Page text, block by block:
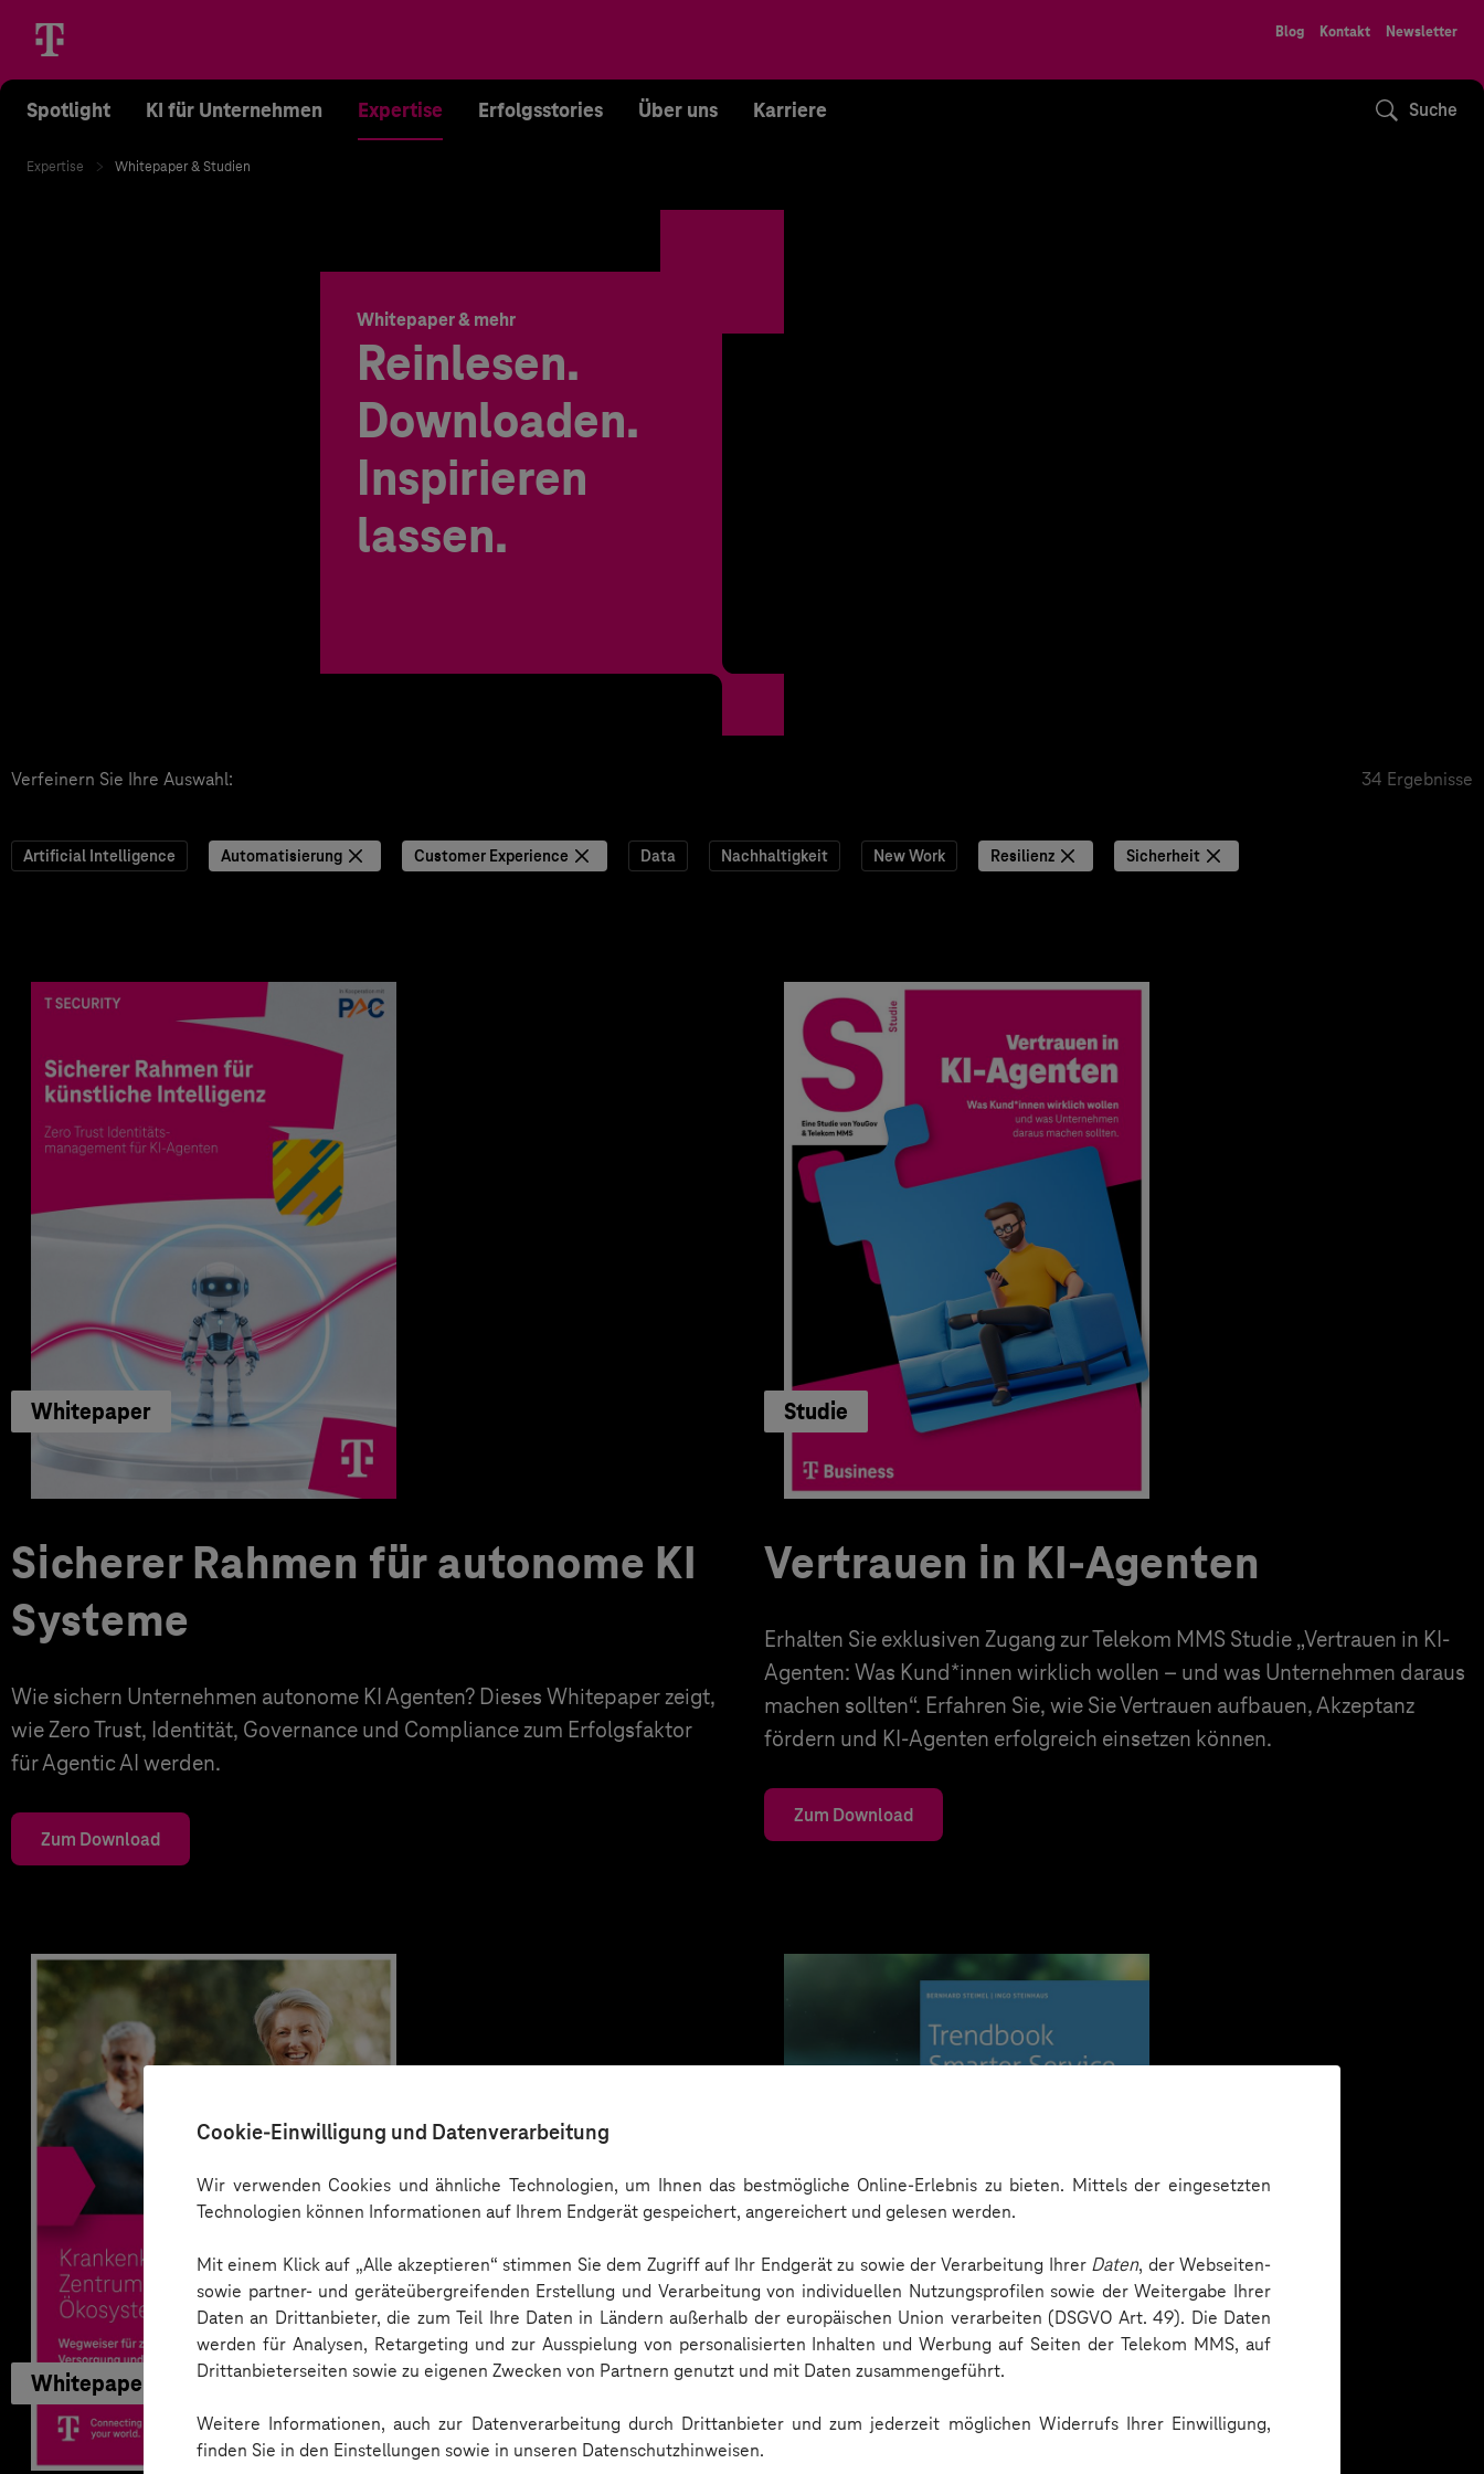
Cookie-Einwilligung und Datenverarbeitung
Wir verwenden Cookies und ähnliche Technologien, um Ihnen das bestmögliche Online-Erlebnis zu bieten. Mittels der eingesetzten
Technologien können Informationen auf Ihrem Endgerät gespeichert, angereichert und gelesen werden.
Mit einem Klick auf „Alle akzeptieren“ stimmen Sie dem Zugriff auf Ihr Endgerät zu sowie der Verarbeitung Ihrer Daten, der Webseiten-
sowie partner- und geräteübergreifenden Erstellung und Verarbeitung von individuellen Nutzungsprofilen sowie der Weitergabe Ihrer
Daten an Drittanbieter, die zum Teil Ihre Daten in Ländern außerhalb der europäischen Union verarbeiten (DSGVO Art. 49). Die Daten
werden für Analysen, Retargeting und zur Ausspielung von personalisierten Inhalten und Werbung auf Seiten der Telekom MMS, auf
Drittanbieterseiten sowie zu eigenen Zwecken von Partnern genutzt und mit Daten zusammengeführt.
Weitere Informationen, auch zur Datenverarbeitung durch Drittanbieter und zum jederzeit möglichen Widerrufs Ihrer Einwilligung,
finden Sie in den Einstellungen sowie in unseren Datenschutzhinweisen.
Blog Kontakt Newsletter
Spotlight KI für Unternehmen Expertise Erfolgsstories Über uns Karriere Suche
Expertise Whitepaper & Studien
Whitepaper & mehr
Reinlesen.
Downloaden.
Inspirieren
lassen.
Verfeinern Sie Ihre Auswahl: 34 Ergebnisse
Artificial Intelligence Automatisierung Customer Experience Data Nachhaltigkeit New Work Resilienz Sicherheit
Whitepaper
Sicherer Rahmen für autonome KI
Systeme
Wie sichern Unternehmen autonome KI Agenten? Dieses Whitepaper zeigt,
wie Zero Trust, Identität, Governance und Compliance zum Erfolgsfaktor
für Agentic AI werden.
Zum Download
Studie
Vertrauen in KI-Agenten
Erhalten Sie exklusiven Zugang zur Telekom MMS Studie „Vertrauen in KI-
Agenten: Was Kund*innen wirklich wollen – und was Unternehmen daraus
machen sollten“. Erfahren Sie, wie Sie Vertrauen aufbauen, Akzeptanz
fördern und KI-Agenten erfolgreich einsetzen können.
Zum Download
Whitepaper Trendbook